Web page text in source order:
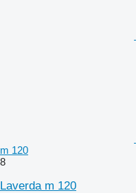
m 120
8
Laverda m 120